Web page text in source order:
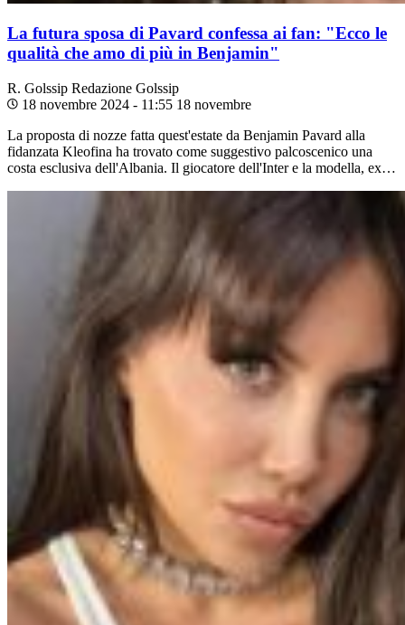
La futura sposa di Pavard confessa ai fan: "Ecco le
qualità che amo di più in Benjamin"
R. Golssip Redazione Golssip
18 novembre 2024 - 11:55 18 novembre
La proposta di nozze fatta quest'estate da Benjamin Pavard alla
fidanzata Kleofina ha trovato come suggestivo palcoscenico una
costa esclusiva dell'Albania. Il giocatore dell'Inter e la modella, ex…